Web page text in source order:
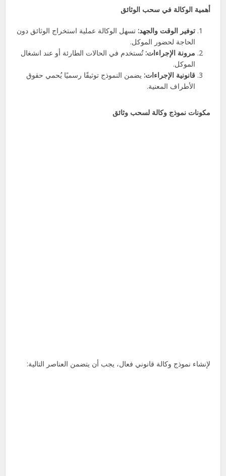
أهمية الوكالة في سحب الوثائق
توفير الوقت والجهد: تسهل الوكالة عملية استخراج الوثائق دون
الحاجة لحضور الموكل.
مرونة الإجراءات:تُستخدم في الحالات الطارئة أو عند انشغال
الموكل.
قانونية الإجراءات: يضمن النموذج توثيقًا رسميًا يُحمي حقوق
الأطراف المعنية.
مكونات نموذج وكالة لسحب وثائق
لإنشاء نموذج وكالة قانوني فعال، يجب أن يتضمن العناصر التالية: